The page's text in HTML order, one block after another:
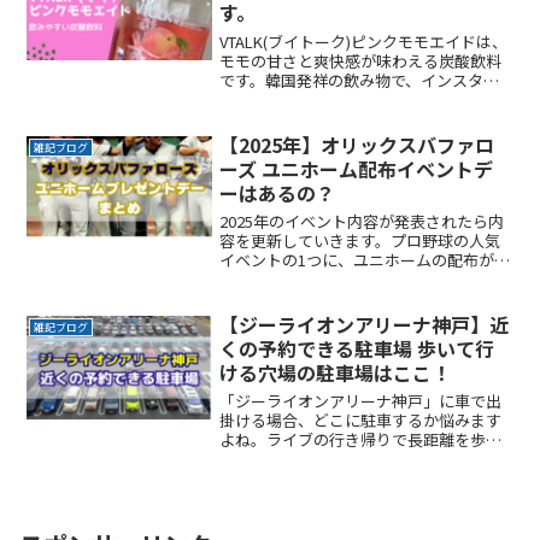
す。
VTALK(ブイトーク)ピンクモモエイドは、
モモの甘さと爽快感が味わえる炭酸飲料
です。韓国発祥の飲み物で、インスタ映
特徴の一つ。綺麗な色と缶、美味しさ、
透明な空き缶に好きな色の液体やビー玉
を入れて飾れます。
雑記ブログ
【2025年】オリックスバファロ
ーズ ユニホーム配布イベントデ
ーはあるの？
2025年のイベント内容が発表されたら内
容を更新していきます。プロ野球の人気
イベントの1つに、ユニホームの配布が行
は、通常より何倍もの盛り上がりを感じ
ます。ここでは、20ReadMore...
雑記ブログ
【ジーライオンアリーナ神戸】近
くの予約できる駐車場 歩いて行
ける穴場の駐車場はここ！
「ジーライオンアリーナ神戸」に車で出
掛ける場合、どこに駐車するか悩みます
よね。ライブの行き帰りで長距離を歩く